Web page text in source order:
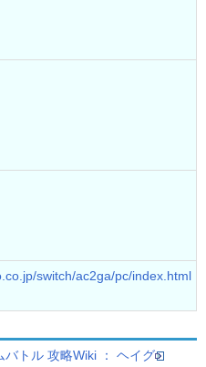
switch/ac2ga/pc/index.html
バトル 攻略Wiki ： ヘイグ